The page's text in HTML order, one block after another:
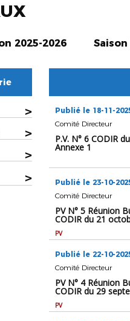
2025-2026 Saison
>
>
>
>
Publié le 18-11-
Comité Directeur
P.V. N° 6 CODIR
Annexe 1
Publié le 23-10-
Comité Directeur
PV N° 5 Réunion
CODIR du 21
PV
Publié le 22-10-
Comité Directeur
PV N° 4 Réunion
CODIR du 29
PV